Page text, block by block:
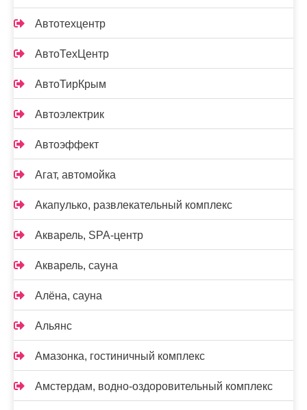
Автотехцентр
АвтоТехЦентр
АвтоТирКрым
Автоэлектрик
Автоэффект
Агат, автомойка
Акапулько, развлекательный комплекс
Акварель, SPA-центр
Акварель, сауна
Алёна, сауна
Альянс
Амазонка, гостиничный комплекс
Амстердам, водно-оздоровительный комплекс